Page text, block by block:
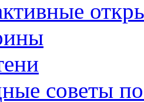
советы